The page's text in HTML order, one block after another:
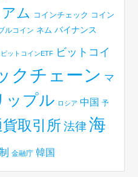
ム コインチェック コイン
ルコイン ネム バイナンス
ビットコインETF ビットコイ
クチェーン マ
ップル ロシア 中国 予
取引所 法律 海
金融庁 韓国